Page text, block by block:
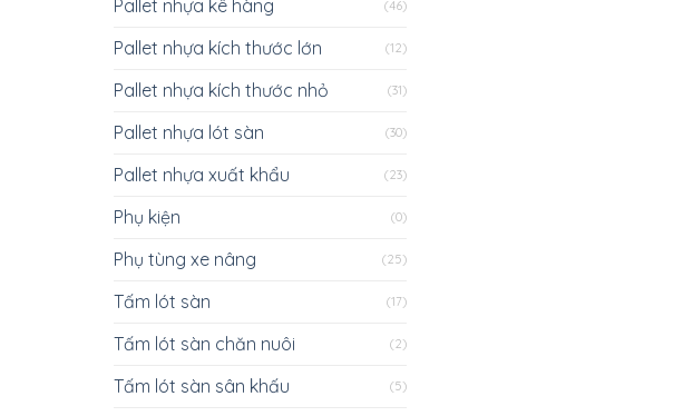
Pallet nhựa kê hàng (46)
Pallet nhựa kích thước lớn (12)
Pallet nhựa kích thước nhỏ (31)
Pallet nhựa lót sàn (30)
Pallet nhựa xuất khẩu (23)
Phụ kiện (0)
Phụ tùng xe nâng (25)
Tấm lót sàn (17)
Tấm lót sàn chăn nuôi (2)
Tấm lót sàn sân khấu (5)